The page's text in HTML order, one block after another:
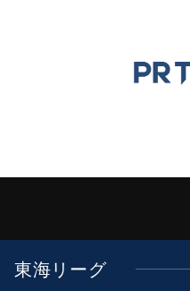
東海リーグ